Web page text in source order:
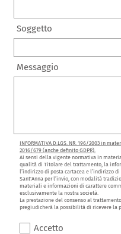
Soggetto
Messaggio
INFORMATIVA D.LGS. NR. 196/2003 in
2016/679 (anche definito GDPR).
Ai sensi della vigente normativa in
qualità di Titolare del trattamento, la
l’indirizzo di posta cartacea e l’indirizzo
Sant'Anna per l’invio, con modalità
materiali e informazioni di carattere
esclusivamente la nostra società.
La prestazione del consenso al
pregiudicherà la possibilità di ricevere la
Accetto